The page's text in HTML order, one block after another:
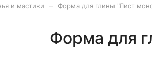
и мастики Форма для глины "Лист
Форма для